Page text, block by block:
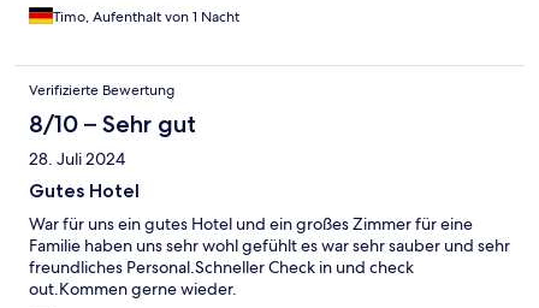
Timo, Aufenthalt von 1 Nacht
Verifizierte Bewertung
8/10 – Sehr gut
28. Juli 2024
Gutes Hotel
War für uns ein gutes Hotel und ein großes Zimmer für eine
Familie haben uns sehr wohl gefühlt es war sehr sauber und sehr
freundliches Personal.Schneller Check in und check
out.Kommen gerne wieder.